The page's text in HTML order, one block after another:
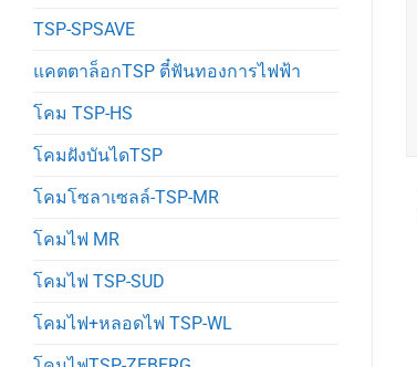
TSP-SPSAVE
แคตตาล็อกTSP ตี๋ฟันทองการไฟฟ้า
โคม TSP-HS
โคมฝังบันไดTSP
โคมโซลาเซลล์-TSP-MR
โคมไฟ MR
โคมไฟ TSP-SUD
โคมไฟ+หลอดไฟ TSP-WL